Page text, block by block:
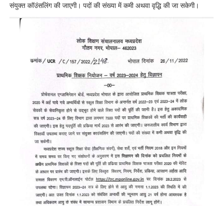
संयुक्त कॉउंसलिंग की जाएगी। पदों की संख्या में कमी अथवा वृद्धि की जा सकेगी।